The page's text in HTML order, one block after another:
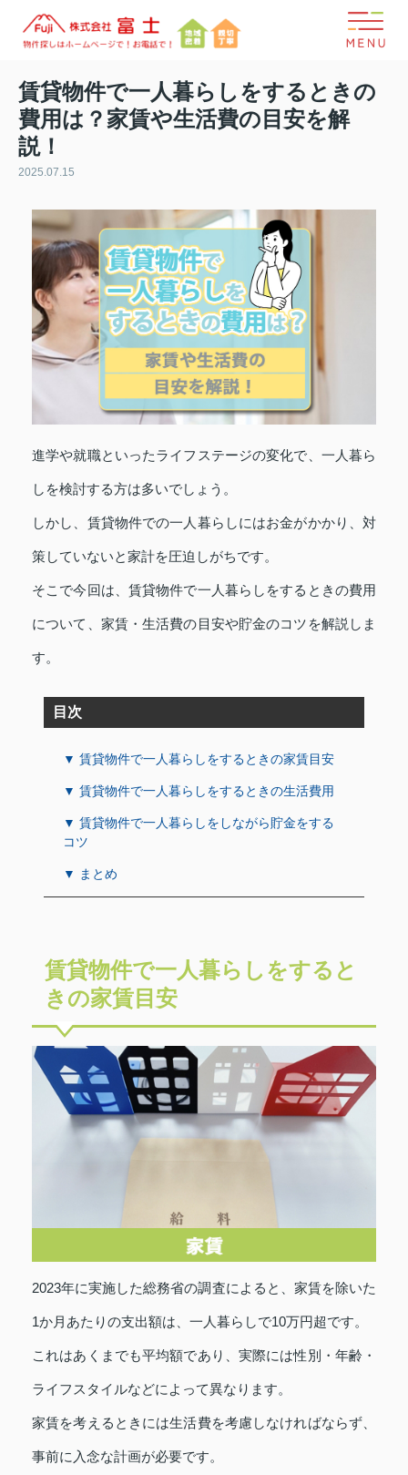
賃貸物件で一人暮らしをするときの
費用は？家賃や生活費の目安を解
説！
2025.07.15
進学や就職といったライフステージの変化で、一人暮ら
しを検討する方は多いでしょう。
しかし、賃貸物件での一人暮らしにはお金がかかり、対
策していないと家計を圧迫しがちです。
そこで今回は、賃貸物件で一人暮らしをするときの費用
について、家賃・生活費の目安や貯金のコツを解説しま
す。
目次
▼ 賃貸物件で一人暮らしをするときの家賃目安
▼ 賃貸物件で一人暮らしをするときの生活費用
▼ 賃貸物件で一人暮らしをしながら貯金をする
コツ
▼ まとめ
賃貸物件で一人暮らしをすると
きの家賃目安
2023年に実施した総務省の調査によると、家賃を除いた
1か月あたりの支出額は、一人暮らしで10万円超です。
これはあくまでも平均額であり、実際には性別・年齢・
ライフスタイルなどによって異なります。
家賃を考えるときには生活費を考慮しなければならず、
事前に入念な計画が必要です。